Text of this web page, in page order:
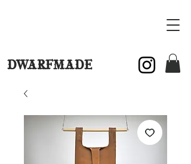
DWARFMADE